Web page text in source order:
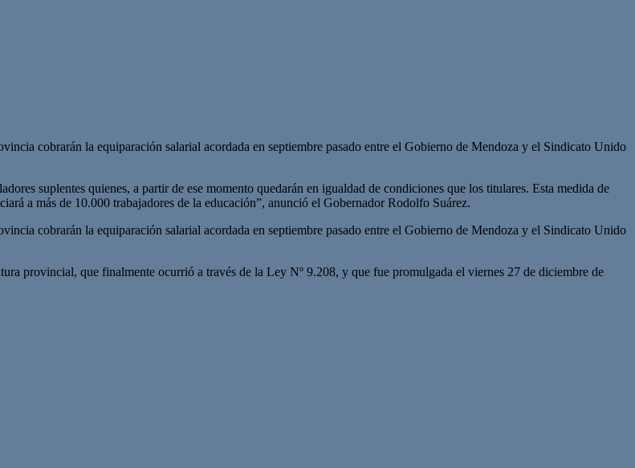
cobrarán la equiparación salarial acordada en septiembre pasado entre el Gobierno de Mendoza y el Sindicato Unido
suplentes quienes, a partir de ese momento quedarán en igualdad de condiciones que los titulares. Esta medida de
a más de 10.000 trabajadores de la educación”, anunció el Gobernador Rodolfo Suárez.
cobrarán la equiparación salarial acordada en septiembre pasado entre el Gobierno de Mendoza y el Sindicato Unido
provincial, que finalmente ocurrió a través de la Ley Nº 9.208, y que fue promulgada el viernes 27 de diciembre de